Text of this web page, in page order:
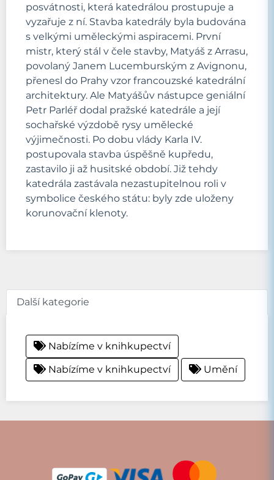
posvátnosti, která katedrálou prostupuje a
vyzařuje z ní. Stavba katedrály byla budována
s velkými uměleckými aspiracemi. První
mistr, který stál v čele stavby, Matyáš z Arrasu,
povolaný Janem Lucemburským z Avignonu,
přenesl do Prahy vzor francouzské katedrální
architektury. Ale Matyášův nástupce geniální
Petr Parléř dodal pražské katedrále a její
sochařské výzdobě rysy umělecké
výjimečnosti. Po dobu vlády Karla IV.
postupovala stavba úspěšně kupředu,
zastavilo ji až husitské období. Již tehdy
katedrála zastávala nezastupitelnou roli v
symbolice českého státu: byly zde uloženy
korunovační klenoty.
Další kategorie
Nabízíme v knihkupectví
Nabízíme v knihkupectví
Umění